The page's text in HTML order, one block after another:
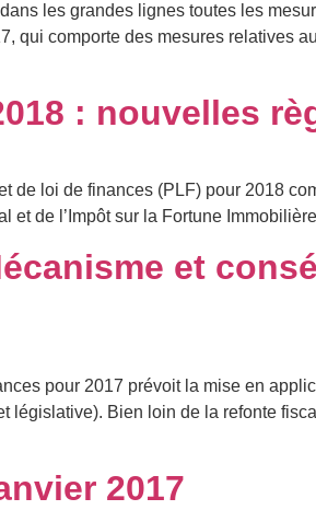
les grandes lignes toutes les
qui comporte des mesures relatives
: nouvelles
de loi de finances (PLF) pour 2018
et de l’Impôt sur la Fortune
et
pour 2017 prévoit la mise en
Bien loin de la refonte
2017